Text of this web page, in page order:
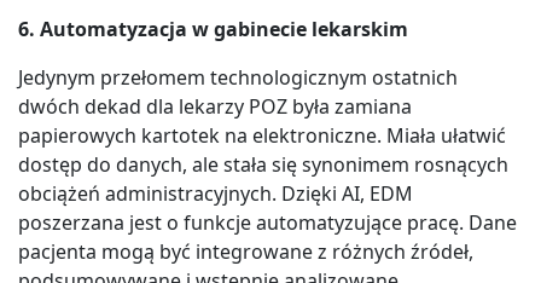
6. Automatyzacja w gabinecie lekarskim
Jedynym przełomem technologicznym ostatnich
dwóch dekad dla lekarzy POZ była zamiana
papierowych kartotek na elektroniczne. Miała ułatwić
dostęp do danych, ale stała się synonimem rosnących
obciążeń administracyjnych. Dzięki AI, EDM
poszerzana jest o funkcje automatyzujące pracę. Dane
pacjenta mogą być integrowane z różnych źródeł,